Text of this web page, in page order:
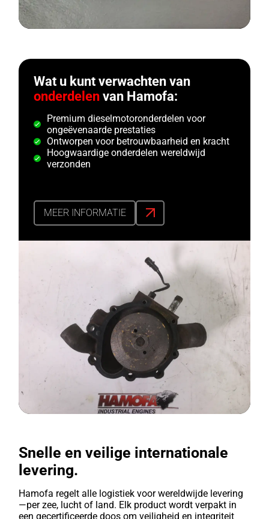
Wat u kunt verwachten van
onderdelen van Hamofa:
Premium dieselmotoronderdelen voor
ongeëvenaarde prestaties
Ontworpen voor betrouwbaarheid en kracht
Hoogwaardige onderdelen wereldwijd
verzonden
MEER INFORMATIE
Snelle en veilige internationale
levering.
Hamofa regelt alle logistiek voor wereldwijde levering
—per zee, lucht of land. Elk product wordt verpakt in
een gecertificeerde doos om veiligheid en integriteit